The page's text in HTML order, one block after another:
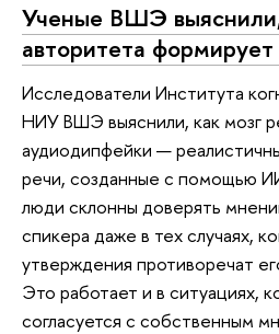
Ученые ВШЭ
авторитета
Исследователи Института
НИУ ВШЭ выяснили, как мозг
аудиодипфейки —
речи, созданные с помощью
люди склонны доверять
спикера даже в тех случаях,
утверждения противоречат
Это работает и в ситуациях,
согласуется с собственным